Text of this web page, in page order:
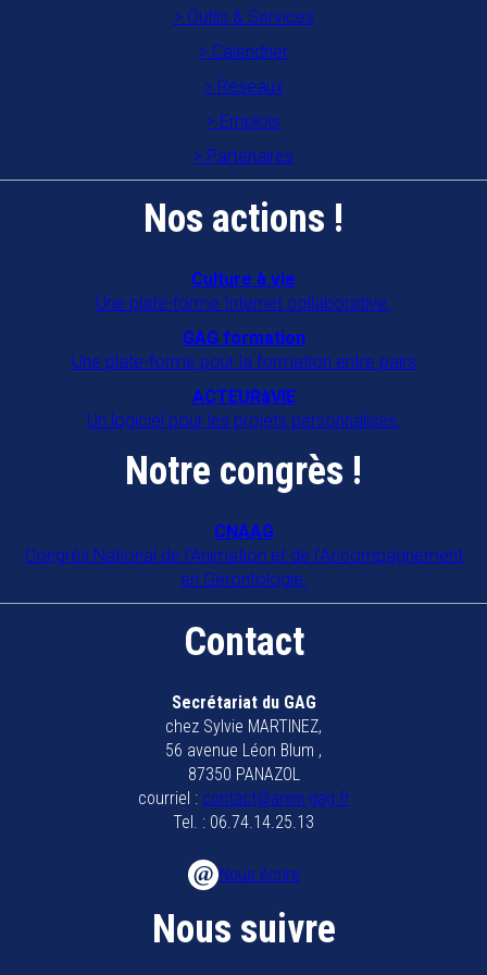
Association des animateurs en
établissements gériatriques en
Association familles rurales "A Gran
BAIE MAHAULT
SAINT MICHEL
CAP ANIM 22
MONTPELLIER
COORDIN'ÂGE 39
39500 TAVAUX
Collectif animateurs bassin de
Marennes Oléron
MARENNES
EHPAD BAUER
EHPAD Bayonne
BAYONNE
Outils & Services
Calendrier
Réseaux
Emplois
Partenaires
Nos actions !
Culture à vie
Une plate-forme Internet collaborative.
GAG formation
Une plate-forme pour la formation entre pairs
ACTEURàVIE
Un logiciel pour les projets personnalisés.
Notre congrès !
CNAAG
Congrès National de l'Animation et de l'Accompagnement
en Gérontologie.
Contact
Secrétariat du GAG
chez Sylvie MARTINEZ,
56 avenue Léon Blum ,
87350 PANAZOL
courriel : contact@anim-gag.fr
Tel. : 06.74.14.25.13
Nous écrire
Nous suivre